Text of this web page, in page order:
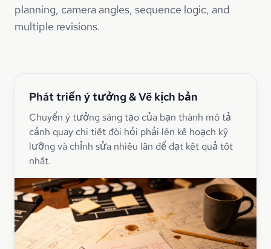
planning, camera angles, sequence logic, and
multiple revisions.
Phát triển ý tưởng & Vẽ kịch bản
Chuyển ý tưởng sáng tạo của bạn thành mô tả
cảnh quay chi tiết đòi hỏi phải lên kế hoạch kỹ
lưỡng và chỉnh sửa nhiều lần để đạt kết quả tốt
nhất.